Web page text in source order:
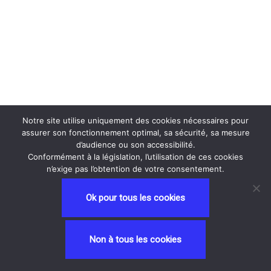
Neve| Propulsé par WordPress
Privacy and Terms contactez nous
Notre site utilise uniquement des cookies nécessaires pour
assurer son fonctionnement optimal, sa sécurité, sa mesure
d’audience ou son accessibilité.
Conformément à la législation, l’utilisation de ces cookies
n’exige pas l’obtention de votre consentement.
Ok pour tous les cookies
Non à tous les cookies